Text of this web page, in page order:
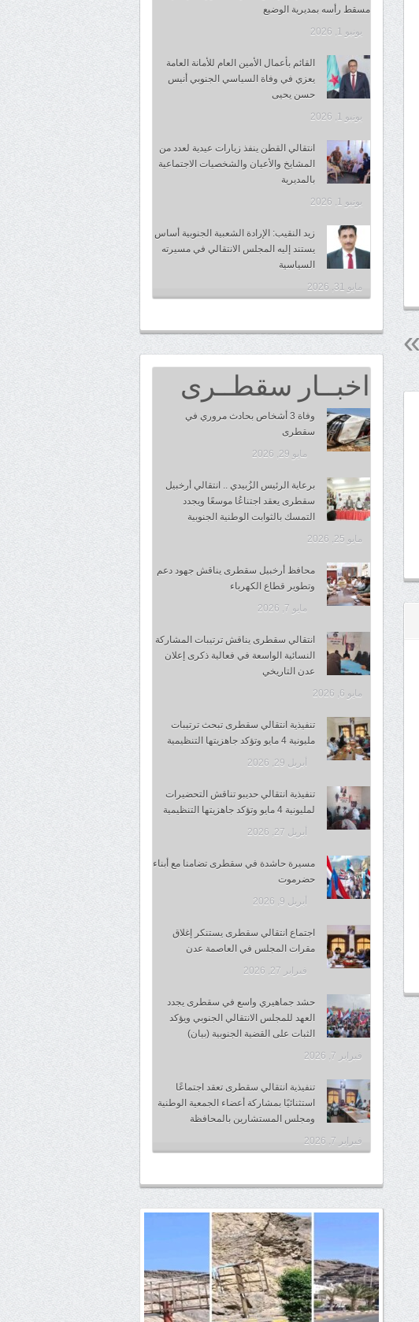
مسقط رأسه بمديرية الوضيع
يونيو 1, 2026
القائم بأعمال الأمين العام للأمانة العامة
يعزي في وفاة السياسي الجنوبي أنيس
حسن يحيى
يونيو 1, 2026
انتقالي القطن ينفذ زيارات عيدية لعدد من
المشايخ والأعيان والشخصيات الاجتماعية
بالمديرية
يونيو 1, 2026
زيد النقيب: الإرادة الشعبية الجنوبية أساس
يستند إليه المجلس الانتقالي في مسيرته
السياسية
مايو 31, 2026
اخبــار سقطــرى
وفاة 3 أشخاص بحادث مروري في
سقطرى
مايو 29, 2026
برعاية الرئيس الزُبيدي .. انتقالي أرخبيل
سقطرى يعقد اجتناعُا موسعًا ويجدد
التمسك بالثوابت الوطنية الجنوبية
مايو 25, 2026
محافظ أرخبيل سقطرى يناقش جهود دعم
وتطوير قطاع الكهرباء
مايو 7, 2026
انتقالي سقطرى يناقش ترتيبات المشاركة
النسائية الواسعة في فعالية ذكرى إعلان
عدن التاريخي
مايو 6, 2026
تنفيذية انتقالي سقطرى تبحث ترتيبات
مليونية 4 مايو وتؤكد جاهزيتها التنظيمية
أبريل 29, 2026
تنفيذية انتقالي حديبو تناقش التحضيرات
لمليونية 4 مايو وتؤكد جاهزيتها التنظيمية
أبريل 27, 2026
مسيرة حاشدة في سقطرى تضامنا مع أبناء
حضرموت
أبريل 9, 2026
اجتماع انتقالي سقطرى يستنكر إغلاق
مقرات المجلس في العاصمة عدن
فبراير 27, 2026
حشد جماهيري واسع في سقطرى يجدد
العهد للمجلس الانتقالي الجنوبي ويؤكد
الثبات على القضية الجنوبية (بيان)
فبراير 7, 2026
تنفيذية انتقالي سقطرى تعقد اجتماعًا
استثنائيًا بمشاركة أعضاء الجمعية الوطنية
ومجلس المستشارين بالمحافظة
فبراير 7, 2026